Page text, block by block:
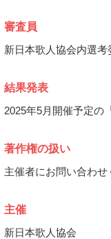
審査員
新日本歌人協会内選考
結果発表
2025年5月開催予定の
著作権の扱い
主催者にお問い合わせ
主催
新日本歌人協会